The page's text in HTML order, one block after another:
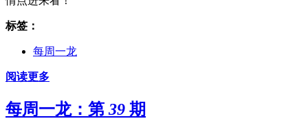
标签：
每周一龙
阅读更多
每周一龙：第 39 期